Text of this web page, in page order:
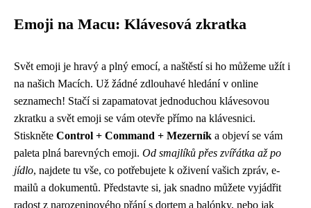
Emoji na Macu: Klávesová zkratka
Svět emoji je hravý a plný emocí, a naštěstí si ho můžeme užít i
na našich Macích. Už žádné zdlouhavé hledání v online
seznamech! Stačí si zapamatovat jednoduchou klávesovou
zkratku a svět emoji se vám otevře přímo na klávesnici.
Stiskněte Control + Command + Mezerník a objeví se vám
paleta plná barevných emoji. Od smajlíků přes zvířátka až po
jídlo, najdete tu vše, co potřebujete k oživení vašich zpráv, e-
mailů a dokumentů. Představte si, jak snadno můžete vyjádřit
radost z narozeninového přání s dortem a balónky, nebo jak